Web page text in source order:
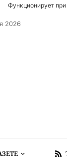
Функционирует
2026